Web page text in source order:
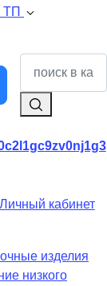
Личный кабинет
изделия
низкого